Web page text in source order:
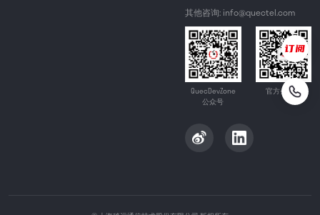
其他咨询: info@quectel.com
QuecDevZone
公众号
官方公众号